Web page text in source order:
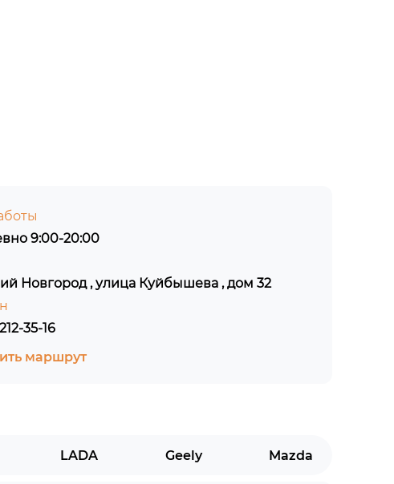
9:00-20:00
Новгород , улица Куйбышева , дом 32
35-16
маршрут
LADA Geely Mazda